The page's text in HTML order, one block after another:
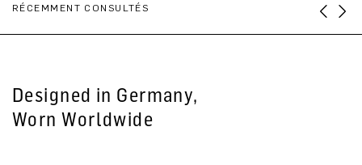
RÉCEMMENT CONSULTÉS
Designed in Germany,
Worn Worldwide